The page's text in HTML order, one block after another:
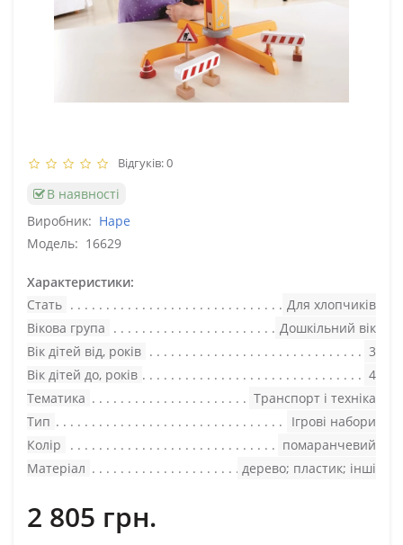
Відгуків: 0
В наявності
Виробник: Hape
Модель: 16629
Характеристики:
Стать
Для хлопчиків
Вікова група
Дошкільний вік
Вік дітей від, років
3
Вік дітей до, років
4
Тематика
Транспорт і техніка
Тип
Ігрові набори
Колір
помаранчевий
Матеріал
дерево; пластик; інші
2 805 грн.